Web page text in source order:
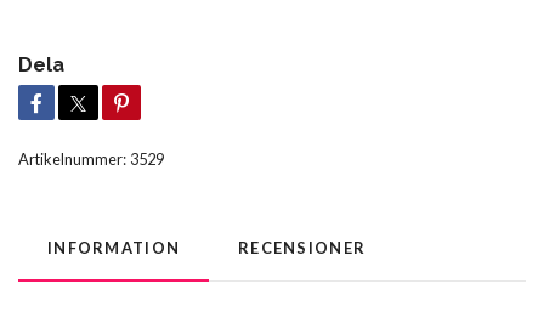
Dela
Artikelnummer: 3529
INFORMATION RECENSIONER